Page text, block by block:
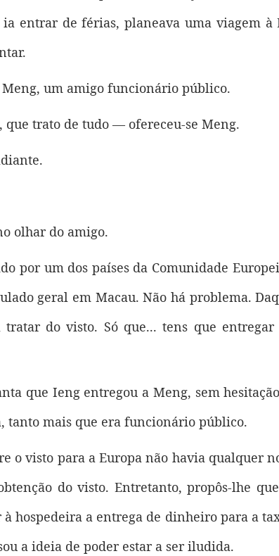
entrar de férias, planeava uma viagem
um amigo funcionário público.
trato de tudo — ofereceu-se Meng.
olhar do amigo.
por um dos países da Comunidade
geral em Macau. Não há problema.
do visto. Só que... tens que
que Ieng entregou a Meng, sem
tanto mais que era funcionário público.
o visto para a Europa não havia qualquer
do visto. Entretanto, propôs-lhe
hospedeira a entrega de dinheiro para a
a ideia de poder estar a ser iludida.